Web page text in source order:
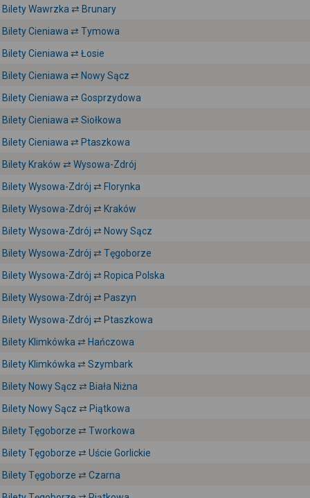
Bilety Wawrzka ⇄ Brunary
Bilety Cieniawa ⇄ Tymowa
Bilety Cieniawa ⇄ Łosie
Bilety Cieniawa ⇄ Nowy Sącz
Bilety Cieniawa ⇄ Gosprzydowa
Bilety Cieniawa ⇄ Siołkowa
Bilety Cieniawa ⇄ Ptaszkowa
Bilety Kraków ⇄ Wysowa-Zdrój
Bilety Wysowa-Zdrój ⇄ Florynka
Bilety Wysowa-Zdrój ⇄ Kraków
Bilety Wysowa-Zdrój ⇄ Nowy Sącz
Bilety Wysowa-Zdrój ⇄ Tęgoborze
Bilety Wysowa-Zdrój ⇄ Ropica Polska
Bilety Wysowa-Zdrój ⇄ Paszyn
Bilety Wysowa-Zdrój ⇄ Ptaszkowa
Bilety Klimkówka ⇄ Hańczowa
Bilety Klimkówka ⇄ Szymbark
Bilety Nowy Sącz ⇄ Biała Niżna
Bilety Nowy Sącz ⇄ Piątkowa
Bilety Tęgoborze ⇄ Tworkowa
Bilety Tęgoborze ⇄ Uście Gorlickie
Bilety Tęgoborze ⇄ Czarna